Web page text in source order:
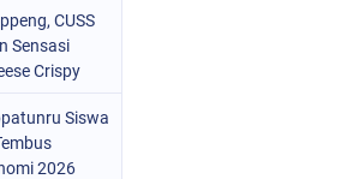
(157)
CUSS
Sensasi
Crispy
Siswa
2026